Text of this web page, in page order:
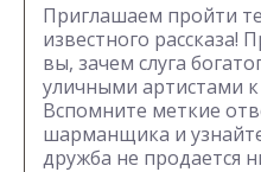
Приглашаем пройти
известного рассказа!
вы, зачем слуга
уличными артистами
Вспомните меткие
шарманщика и
дружба не продается